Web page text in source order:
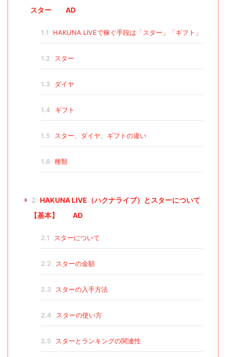
スター AD
1.1 HAKUNA LIVEで稼ぐ手段は「スター」「ギフト」
1.2 スター
1.3 ダイヤ
1.4 ギフト
1.5 スター、ダイヤ、ギフトの違い
1.6 種類
2 HAKUNA LIVE（ハクナライブ）とスターについて
【基本】 AD
2.1 スターについて
2.2 スターの金額
2.3 スターの入手方法
2.4 スターの使い方
2.5 スターとランキングの関連性